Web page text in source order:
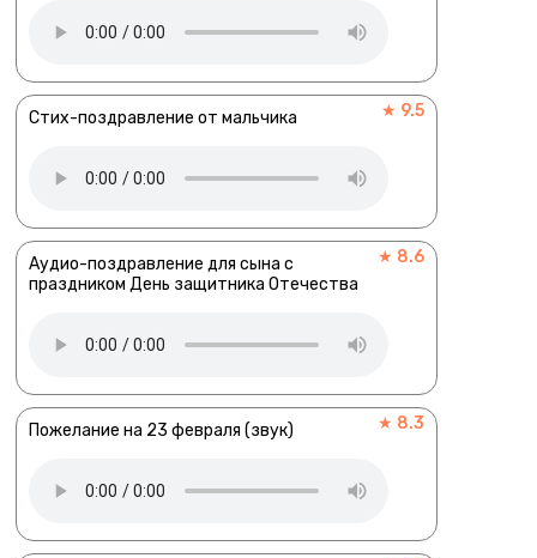
Стих-поздравление от мальчика ★ 9.5
Аудио-поздравление для сына с
праздником День защитника Отечества
★ 8.6
Пожелание на 23 февраля (звук) ★ 8.3